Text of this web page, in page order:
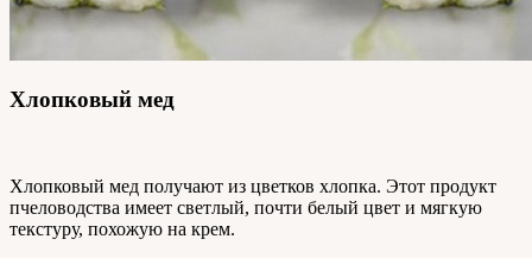
Хлопковый мед
Хлопковый мед получают из цветков хлопка. Этот продукт
пчеловодства имеет светлый, почти белый цвет и мягкую
текстуру, похожую на крем.